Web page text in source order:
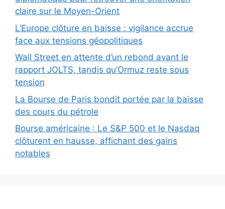
claire sur le Moyen-Orient
L’Europe clôture en baisse : vigilance accrue
face aux tensions géopolitiques
Wall Street en attente d’un rebond avant le
rapport JOLTS, tandis qu’Ormuz reste sous
tension
La Bourse de Paris bondit portée par la baisse
des cours du pétrole
Bourse américaine : Le S&P 500 et le Nasdaq
clôturent en hausse, affichant des gains
notables